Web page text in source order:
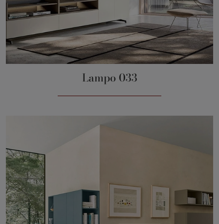
Lampo 033